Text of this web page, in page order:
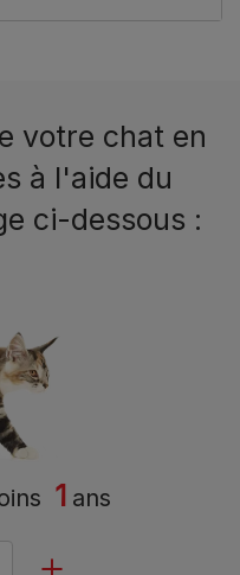
votre chat en
à l'aide du
ci-dessous :
1 ans